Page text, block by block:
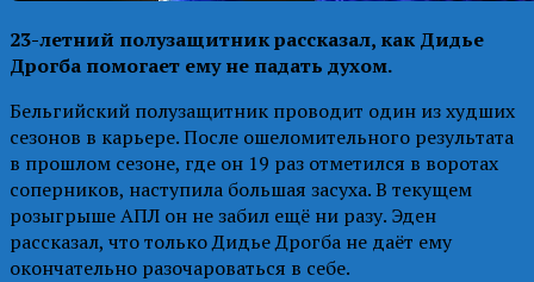
23-летний полузащитник рассказал, как Дидье
Дрогба помогает ему не падать духом.
Бельгийский полузащитник проводит один из худших
сезонов в карьере. После ошеломительного результата
в прошлом сезоне, где он 19 раз отметился в воротах
соперников, наступила большая засуха. В текущем
розыгрыше АПЛ он не забил ещё ни разу. Эден
рассказал, что только Дидье Дрогба не даёт ему
окончательно разочароваться в себе.